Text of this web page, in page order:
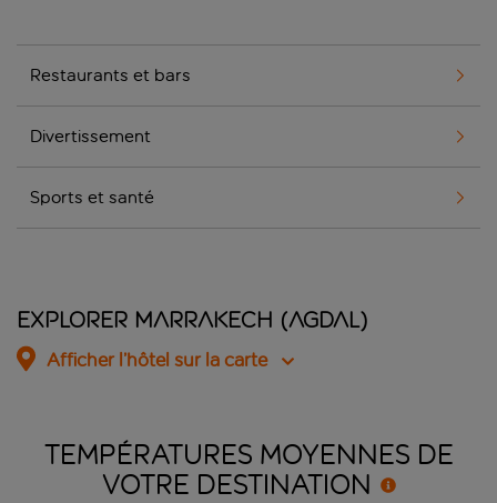
Restaurants et bars
Divertissement
Sports et santé
Explorer Marrakech (Agdal)
Afficher l’hôtel sur la carte
TEMPÉRATURES MOYENNES DE
VOTRE DESTINATION